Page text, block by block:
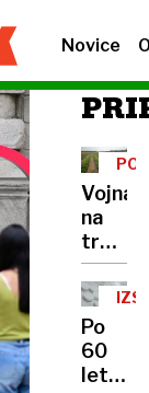
Novice
Vojna
na
kdo
v
resnici
plača
ceno
Po
60
letih